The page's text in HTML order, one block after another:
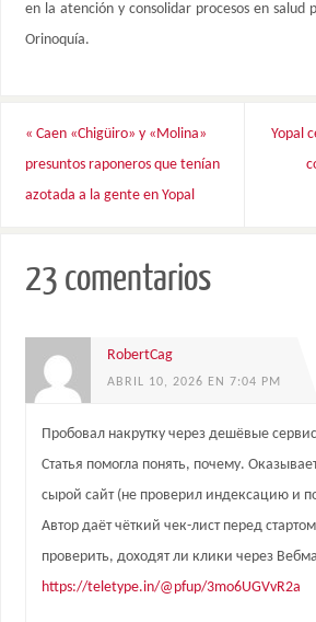
en la atención y consolidar procesos en salud
Orinoquía.
« Caen «Chigüiro» y «Molina»
presuntos raponeros que tenían
azotada a la gente en Yopal
Yopal
23 comentarios
RobertCag
ABRIL 10, 2026 EN 7:04 PM
Пробовал накрутку через дешёвые
Статья помогла понять, почему.
сырой сайт (не проверил индексацию и
Автор даёт чёткий чек-лист перед
проверить, доходят ли клики через
https://teletype.in/@pfup/3mo6UGVvR2a